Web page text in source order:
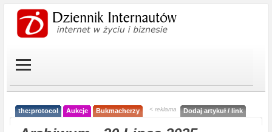
the:protocol Aukcje Bukmacherzy < reklama Dodaj artykuł / link